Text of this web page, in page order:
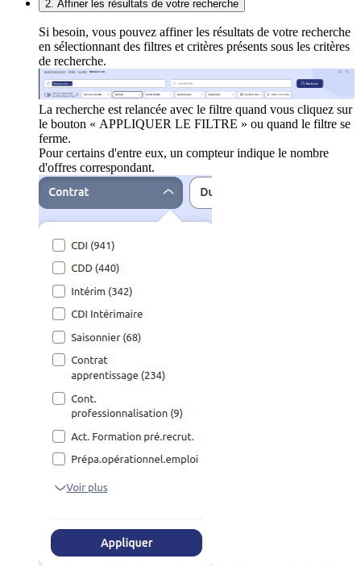
2. Affiner les résultats de votre recherche
Si besoin, vous pouvez affiner les résultats de votre recherche
en sélectionnant des filtres et critères présents sous les critères
de recherche.
La recherche est relancée avec le filtre quand vous cliquez sur
le bouton « APPLIQUER LE FILTRE » ou quand le filtre se
ferme.
Pour certains d'entre eux, un compteur indique le nombre
d'offres correspondant.